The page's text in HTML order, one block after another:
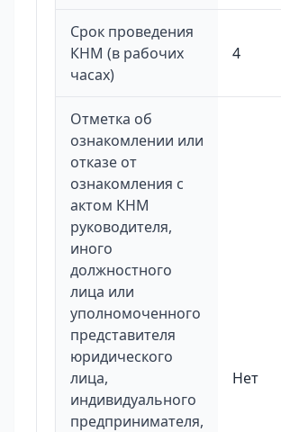
Срок проведения
КНМ (в рабочих
часах)
4
Отметка об
ознакомлении или
отказе от
ознакомления с
актом КНМ
руководителя,
иного
должностного
лица или
уполномоченного
представителя
юридического
лица,
индивидуального
предпринимателя,
Нет